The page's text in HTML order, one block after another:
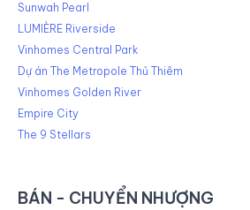
Sunwah Pearl
LUMIÈRE Riverside
Vinhomes Central Park
Dự án The Metropole Thủ Thiêm
Vinhomes Golden River
Empire City
The 9 Stellars
BÁN - CHUYỂN NHƯỢNG